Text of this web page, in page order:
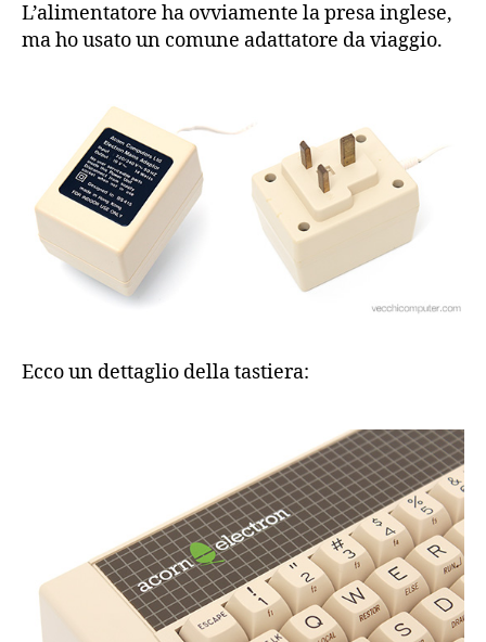
L’alimentatore ha ovviamente la presa inglese,
ma ho usato un comune adattatore da viaggio.
Ecco un dettaglio della tastiera: